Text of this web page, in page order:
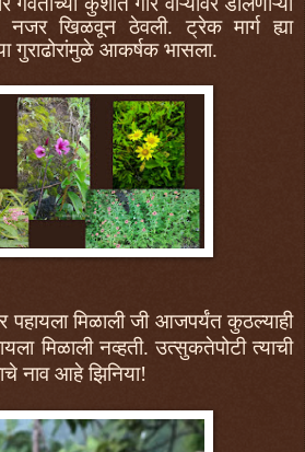
नजर खिळवून ठेवली. ट्रेक मार्ग ह्या
गुराढोरांमुळे आकर्षक भासला.
मिळाली जी आजपर्यंत कुठल्याही
मिळाली नव्हती. उत्सुकतेपोटी त्याची
नाव आहे झिनिया!